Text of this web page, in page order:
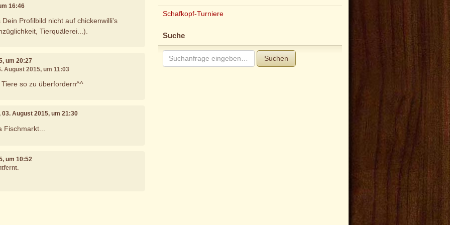
16:46
Profilbild nicht auf chickenwilli's
Tierquälerei...).
um 20:27
August 2015, um 11:03
so zu überfordern^^
03. August 2015, um 21:30
um 10:52
Schafkopf-Turniere
Suche
Suchen